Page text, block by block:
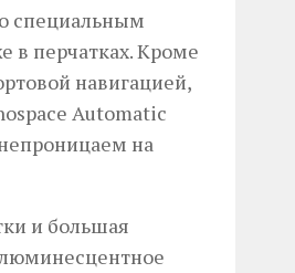
специальным
в перчатках. Кроме
навигацией,
Automatic
на
и большая